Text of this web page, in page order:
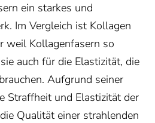
ein starkes und
Im Vergleich ist Kollagen
weil Kollagenfasern so
auch für die Elastizität, die
Aufgrund seiner
Straffheit und Elastizität der
Qualität einer strahlenden